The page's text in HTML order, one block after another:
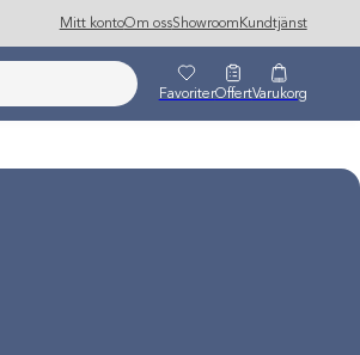
Mitt kontoOm ossShowroom Kundtjänst
FavoriterOffertVarukorg